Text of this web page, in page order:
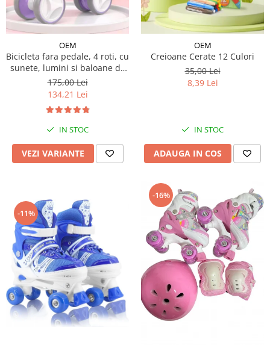
OEM
Bicicleta fara pedale, 4 roti, cu
sunete, lumini si baloane de
sapun
175,00 Lei
134,21 Lei
IN STOC
VEZI VARIANTE
OEM
Creioane Cerate 12 Culori
35,00 Lei
8,39 Lei
IN STOC
ADAUGA IN COS
-11%
-16%